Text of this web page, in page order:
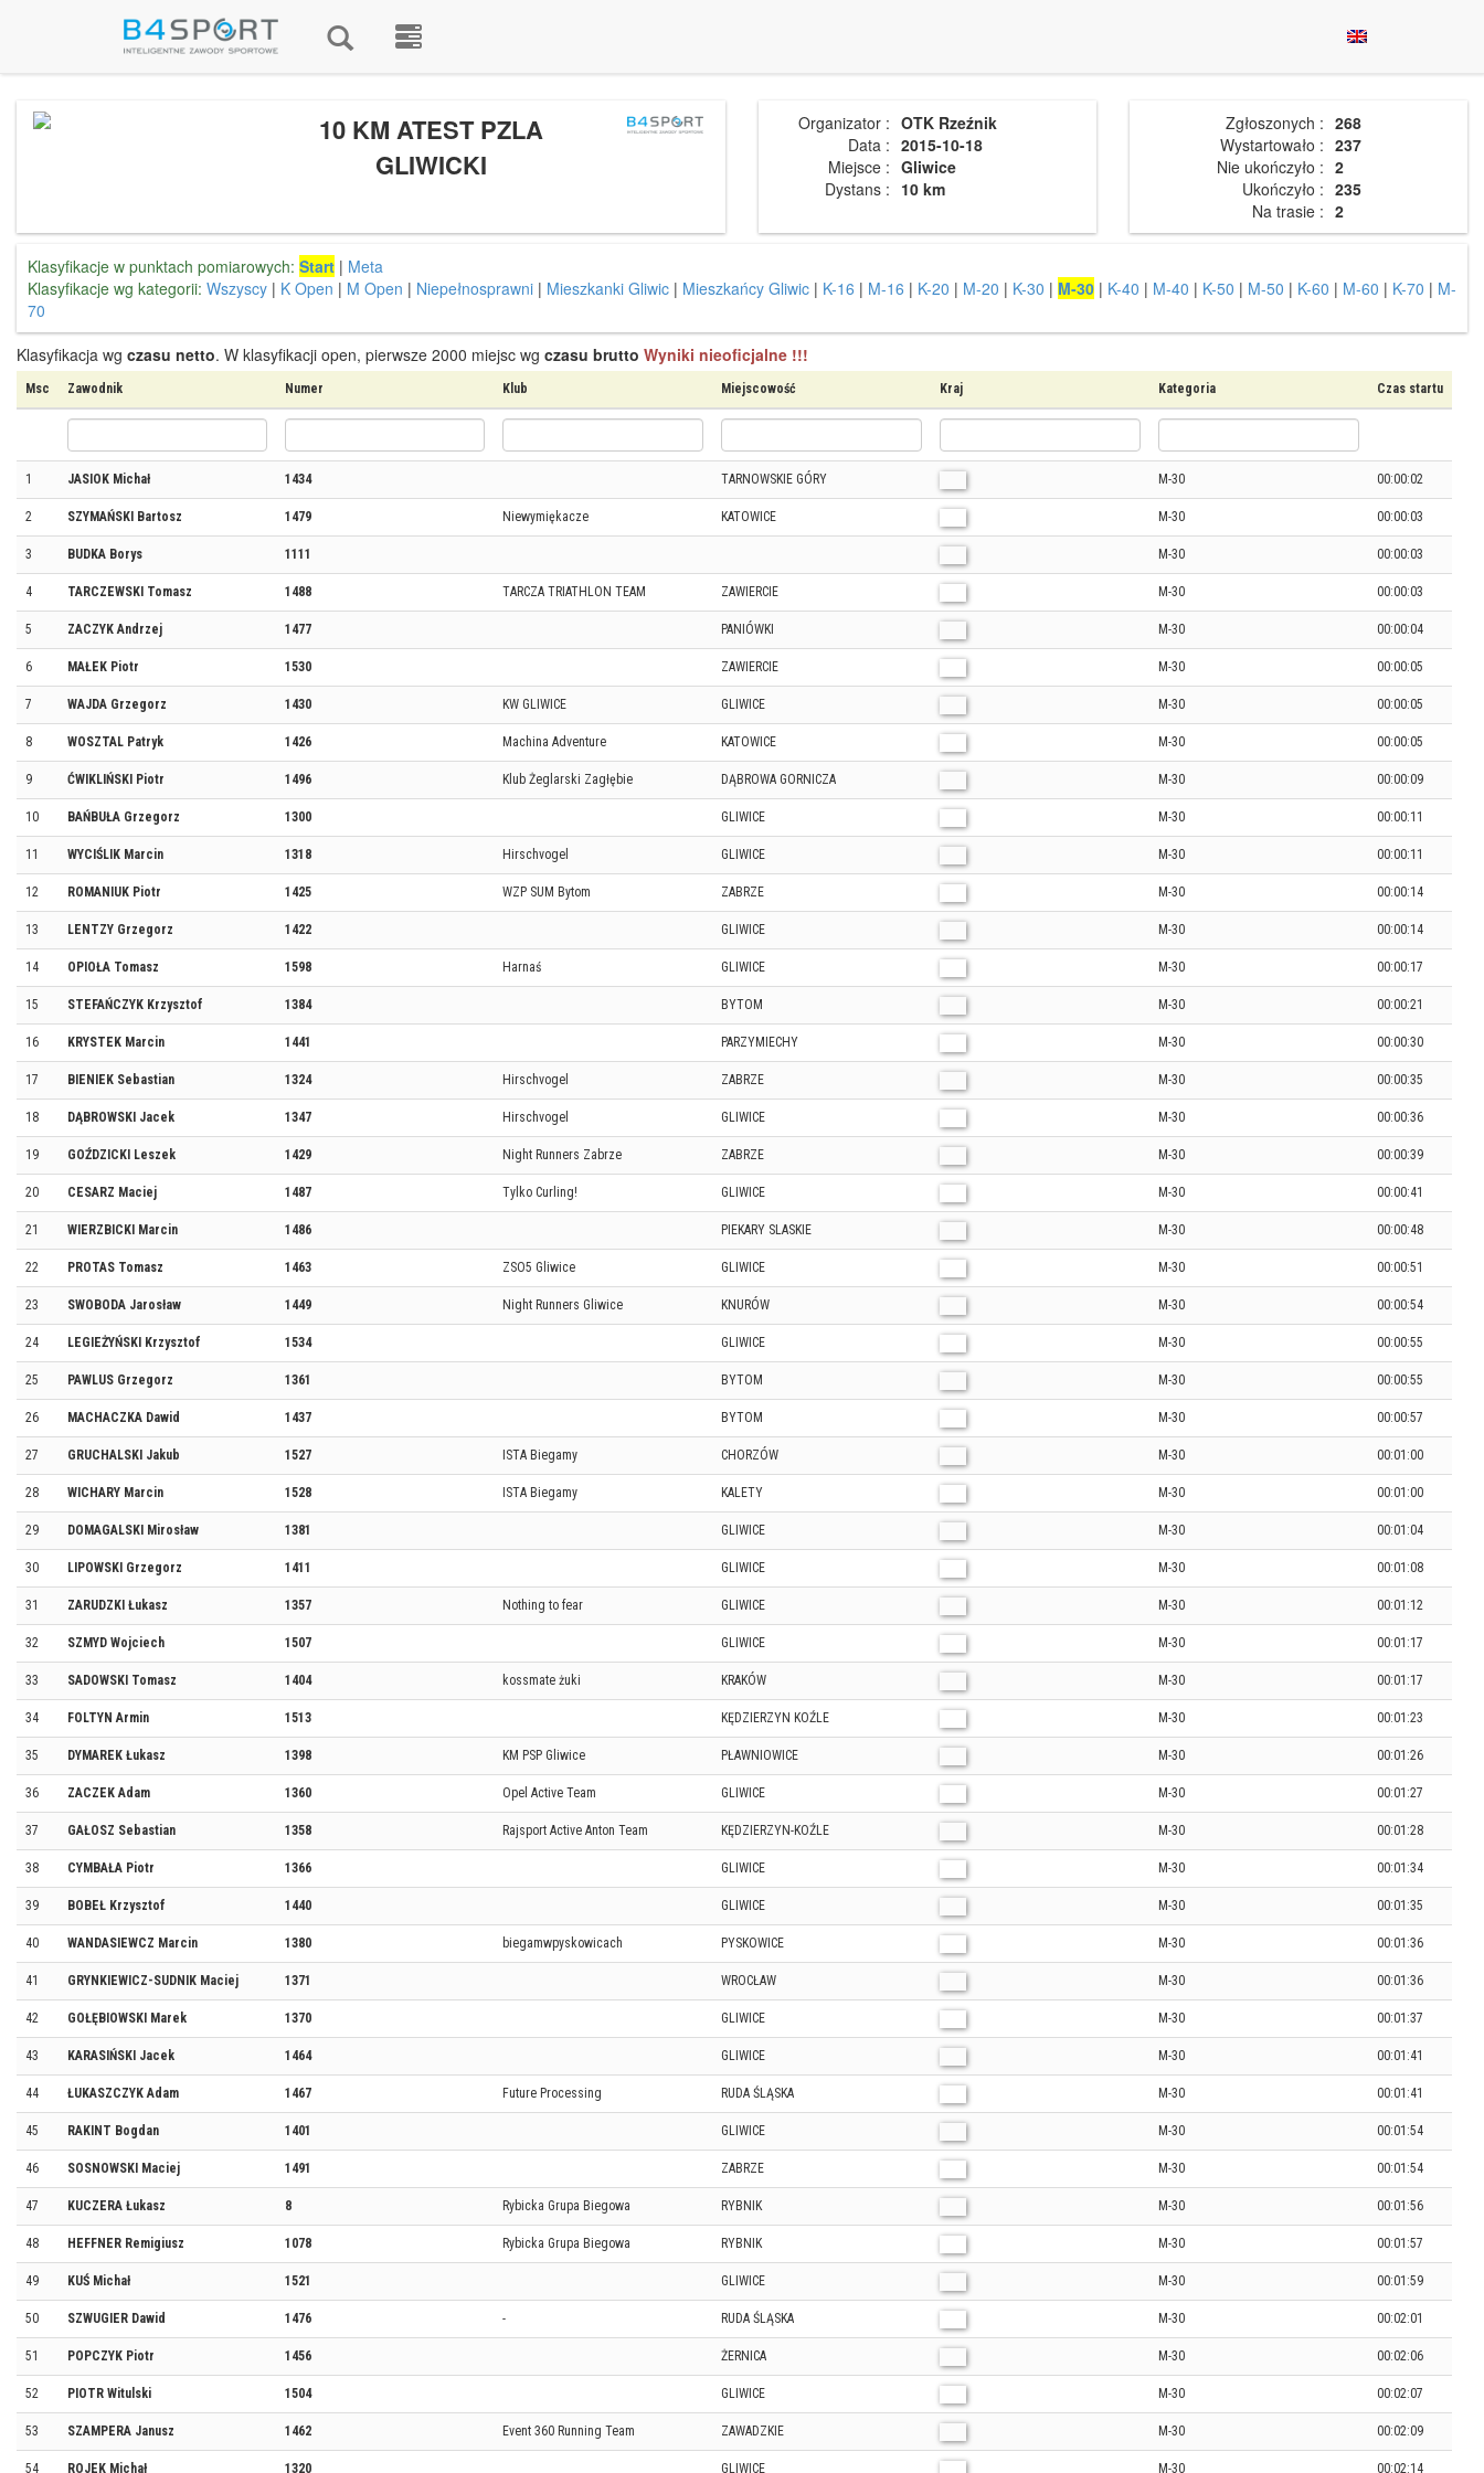
10 KM ATEST PZLA
GLIWICKI
Organizator : OTK Rzeźnik
Data : 2015-10-18
Miejsce : Gliwice
Dystans : 10 km
Zgłoszonych : 268
Wystartowało : 237
Nie ukończyło : 2
Ukończyło : 235
Na trasie : 2
Klasyfikacje w punktach pomiarowych: Start | Meta
Klasyfikacje wg kategorii: Wszyscy | K Open | M Open | Niepełnosprawni | Mieszkanki Gliwic | Mieszkańcy Gliwic | K-16 | M-16 | K-20 | M-20 | K-30 | M-30 | K-40 | M-40 | K-50 | M-50 | K-60 | M-60 | K-70 | M-
70
Klasyfikacja wg czasu netto. W klasyfikacji open, pierwsze 2000 miejsc wg czasu brutto Wyniki nieoficjalne !!!
Msc Zawodnik Numer Klub Miejscowość Kraj Kategoria Czas startu
1 JASIOK Michał 1434 TARNOWSKIE GÓRY M-30 00:00:02
2 SZYMAŃSKI Bartosz 1479 Niewymiękacze KATOWICE M-30 00:00:03
3 BUDKA Borys 1111 M-30 00:00:03
4 TARCZEWSKI Tomasz 1488 TARCZA TRIATHLON TEAM ZAWIERCIE M-30 00:00:03
5 ZACZYK Andrzej 1477 PANIÓWKI M-30 00:00:04
6 MAŁEK Piotr 1530 ZAWIERCIE M-30 00:00:05
7 WAJDA Grzegorz 1430 KW GLIWICE GLIWICE M-30 00:00:05
8 WOSZTAL Patryk 1426 Machina Adventure KATOWICE M-30 00:00:05
9 ĆWIKLIŃSKI Piotr 1496 Klub Żeglarski Zagłębie DĄBROWA GORNICZA M-30 00:00:09
10 BAŃBUŁA Grzegorz 1300 GLIWICE M-30 00:00:11
11 WYCIŚLIK Marcin 1318 Hirschvogel GLIWICE M-30 00:00:11
12 ROMANIUK Piotr 1425 WZP SUM Bytom ZABRZE M-30 00:00:14
13 LENTZY Grzegorz 1422 GLIWICE M-30 00:00:14
14 OPIOŁA Tomasz 1598 Harnaś GLIWICE M-30 00:00:17
15 STEFAŃCZYK Krzysztof 1384 BYTOM M-30 00:00:21
16 KRYSTEK Marcin 1441 PARZYMIECHY M-30 00:00:30
17 BIENIEK Sebastian 1324 Hirschvogel ZABRZE M-30 00:00:35
18 DĄBROWSKI Jacek 1347 Hirschvogel GLIWICE M-30 00:00:36
19 GOŹDZICKI Leszek 1429 Night Runners Zabrze ZABRZE M-30 00:00:39
20 CESARZ Maciej 1487 Tylko Curling! GLIWICE M-30 00:00:41
21 WIERZBICKI Marcin 1486 PIEKARY SLASKIE M-30 00:00:48
22 PROTAS Tomasz 1463 ZSO5 Gliwice GLIWICE M-30 00:00:51
23 SWOBODA Jarosław 1449 Night Runners Gliwice KNURÓW M-30 00:00:54
24 LEGIEŻYŃSKI Krzysztof 1534 GLIWICE M-30 00:00:55
25 PAWLUS Grzegorz 1361 BYTOM M-30 00:00:55
26 MACHACZKA Dawid 1437 BYTOM M-30 00:00:57
27 GRUCHALSKI Jakub 1527 ISTA Biegamy CHORZÓW M-30 00:01:00
28 WICHARY Marcin 1528 ISTA Biegamy KALETY M-30 00:01:00
29 DOMAGALSKI Mirosław 1381 GLIWICE M-30 00:01:04
30 LIPOWSKI Grzegorz 1411 GLIWICE M-30 00:01:08
31 ZARUDZKI Łukasz 1357 Nothing to fear GLIWICE M-30 00:01:12
32 SZMYD Wojciech 1507 GLIWICE M-30 00:01:17
33 SADOWSKI Tomasz 1404 kossmate żuki KRAKÓW M-30 00:01:17
34 FOLTYN Armin 1513 KĘDZIERZYN KOŹLE M-30 00:01:23
35 DYMAREK Łukasz 1398 KM PSP Gliwice PŁAWNIOWICE M-30 00:01:26
36 ZACZEK Adam 1360 Opel Active Team GLIWICE M-30 00:01:27
37 GAŁOSZ Sebastian 1358 Rajsport Active Anton Team KĘDZIERZYN-KOŹLE M-30 00:01:28
38 CYMBAŁA Piotr 1366 GLIWICE M-30 00:01:34
39 BOBEŁ Krzysztof 1440 GLIWICE M-30 00:01:35
40 WANDASIEWCZ Marcin 1380 biegamwpyskowicach PYSKOWICE M-30 00:01:36
41 GRYNKIEWICZ-SUDNIK Maciej 1371 WROCŁAW M-30 00:01:36
42 GOŁĘBIOWSKI Marek 1370 GLIWICE M-30 00:01:37
43 KARASIŃSKI Jacek 1464 GLIWICE M-30 00:01:41
44 ŁUKASZCZYK Adam 1467 Future Processing RUDA ŚLĄSKA M-30 00:01:41
45 RAKINT Bogdan 1401 GLIWICE M-30 00:01:54
46 SOSNOWSKI Maciej 1491 ZABRZE M-30 00:01:54
47 KUCZERA Łukasz 8 Rybicka Grupa Biegowa RYBNIK M-30 00:01:56
48 HEFFNER Remigiusz 1078 Rybicka Grupa Biegowa RYBNIK M-30 00:01:57
49 KUŚ Michał 1521 GLIWICE M-30 00:01:59
50 SZWUGIER Dawid 1476 - RUDA ŚLĄSKA M-30 00:02:01
51 POPCZYK Piotr 1456 ŻERNICA M-30 00:02:06
52 PIOTR Witulski 1504 GLIWICE M-30 00:02:07
53 SZAMPERA Janusz 1462 Event 360 Running Team ZAWADZKIE M-30 00:02:09
54 ROJEK Michał 1320 GLIWICE M-30 00:02:14